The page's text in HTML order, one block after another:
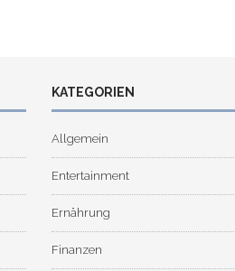
KATEGORIEN
Allgemein
Entertainment
Ernährung
Finanzen